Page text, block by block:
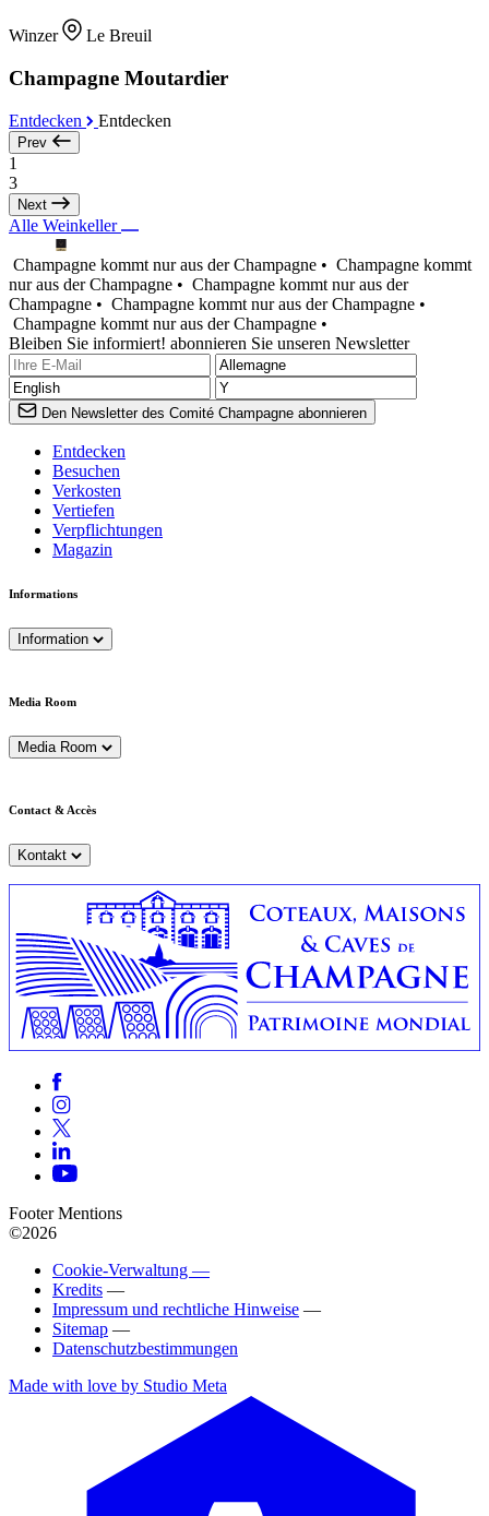
Winzer Le Breuil
Champagne Moutardier
Entdecken Entdecken
Prev
1
3
Next
Alle Weinkeller
Champagne kommt nur aus der Champagne • Champagne kommt
nur aus der Champagne • Champagne kommt nur aus der
Champagne • Champagne kommt nur aus der Champagne •
Champagne kommt nur aus der Champagne •
Bleiben Sie informiert! abonnieren Sie unseren Newsletter
Den Newsletter des Comité Champagne abonnieren
Entdecken
Besuchen
Verkosten
Vertiefen
Verpflichtungen
Magazin
Informations
Information
Media Room
Media Room
Contact & Accès
Kontakt
Footer Mentions
©2026
Cookie-Verwaltung —
Kredits —
Impressum und rechtliche Hinweise —
Sitemap —
Datenschutzbestimmungen
Made with love by Studio Meta